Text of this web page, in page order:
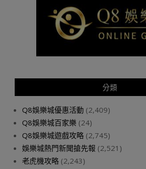
分類
Q8娛樂城優惠活動 (2,409)
Q8娛樂城百家樂 (24)
Q8娛樂城遊戲攻略 (2,745)
娛樂城熱門新聞搶先報 (2,521)
老虎機攻略 (2,243)